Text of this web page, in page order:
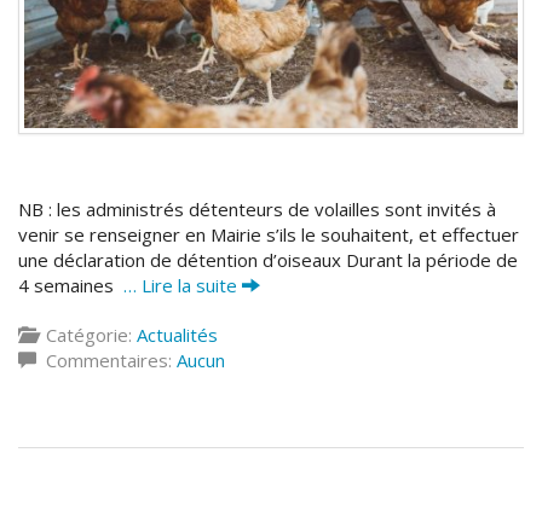
NB : les administrés détenteurs de volailles sont invités à
venir se renseigner en Mairie s’ils le souhaitent, et effectuer
une déclaration de détention d’oiseaux Durant la période de
4 semaines … Lire la suite
Catégorie: Actualités
Commentaires: Aucun